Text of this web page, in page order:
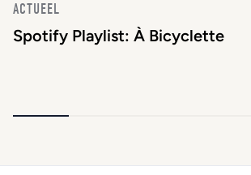
ACTUEEL
Spotify Playlist: À Bicyclette